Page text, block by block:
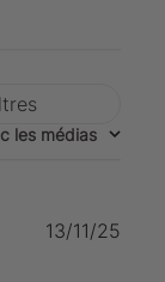
les médias
13/11/25